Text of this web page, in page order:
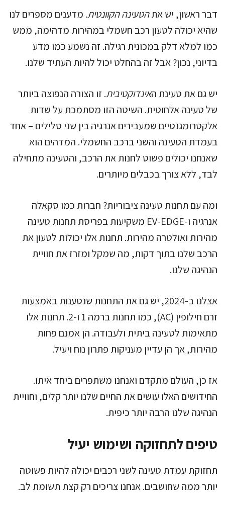
דבר ראשון, יש אתהטעינה הקוונטית. מדענים מספרים לנו
שהיא יכולה לטעון רכב חשמלי במהירות מדהימה, ממש
כמו למלא דלק במכונית רגילה. זה נשמע כמו מדע
בדיוני, נכון? אבל זה בהחלט יכול להיות העתיד שלנו.
יש גם את טעינת האינדוקטיבית. זו הצורה הנפוצה ביותר
של טעינה אלחוטית. השיטה הזו מסתמכת על שדות
אלקטרומגנטיים שמעבירים אנרגיה בין שני סלילים – אחד
בעמדת הטעינה והשני ברכב החשמלי. המדהים הוא
שאנחנו יכולים פשוט לחנות את הרכב, והטעינה מתחילה
לבד, ללא צורך בכבלים מיותרים.
ומה עם תחנות טעינה ציבוריות? חברות כמו סקאלה
אנרגיה ו-EV-EDGE משקיעות בפריסת תחנות טעינה
מהירות ואולטרה מהירות. תחנות אלו יכולות לטעון את
הרכב שלנו בתוך דקות, מה שמקל ומזרז את חוויית
הנהיגה שלנו.
אצלנו ב-2024, יש גם את התחנות שנטענות באמצעות
זרם חילופין (AC), כמו תחנות ברמה 1 ו-2. תחנות אלו
מתאימות לטעינה ביתית ולעבודה. הן אמנם פחות
מהירות, אך הן עדיין מעניקות פתרון נוח ויעיל.
אז כן, העולם מתקדם ואנחנו משתפרים ביחד איתו.
החידושים האלו עושים את החיים שלנו יותר קלים, וחוויית
הנהיגה שלנו הרבה יותר כיפית.
טיפים לתחזוקה ושימוש יעיל
תחזוקת עמדת טעינה לשני רכבים יכולה להיות פשוטה
יותר ממה שחושבים. אנחנו צריכים רק קצת תשומת לב.